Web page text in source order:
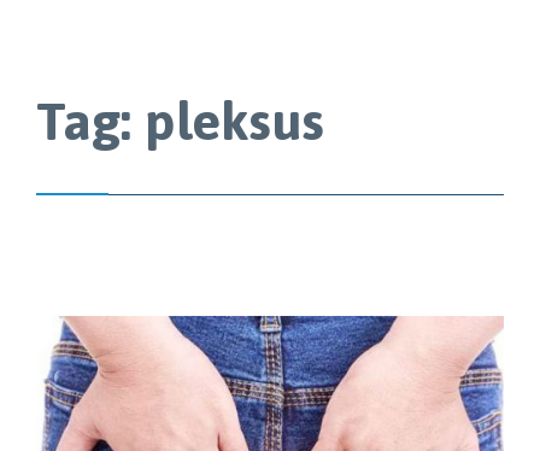
Tag: pleksus